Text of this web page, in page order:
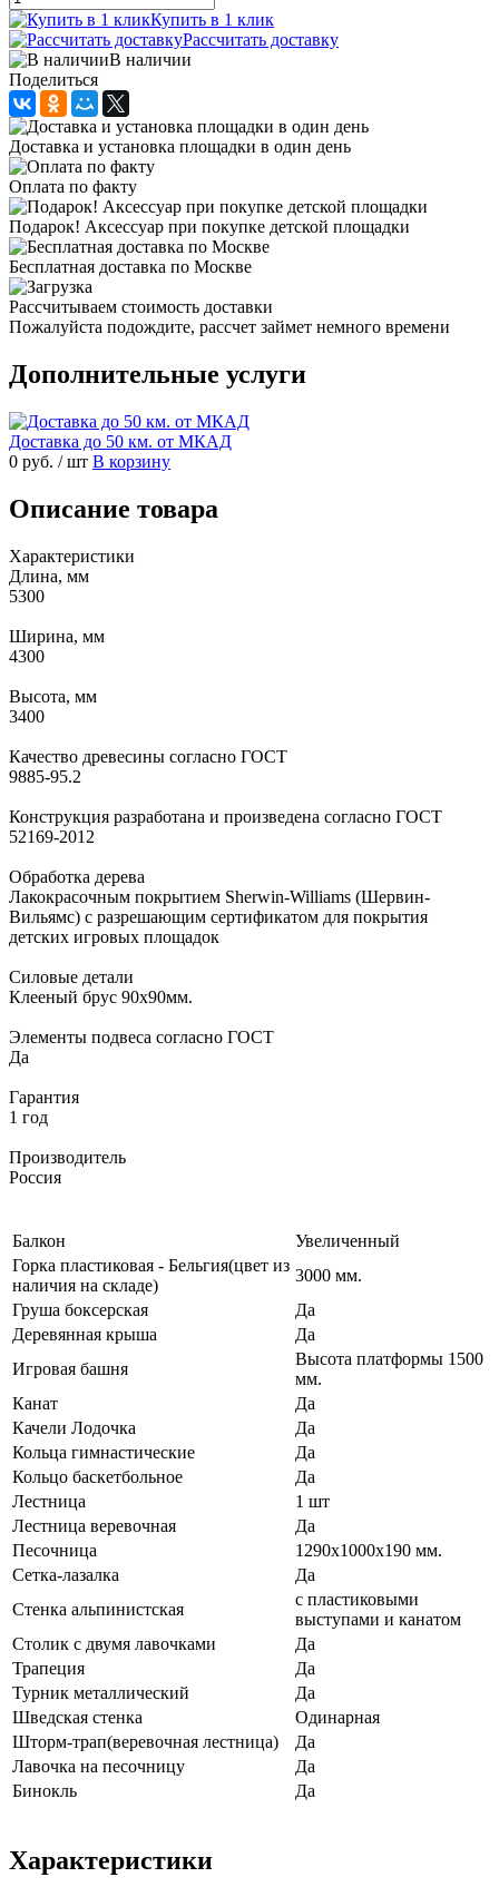
Купить в 1 клик
Рассчитать доставку
В наличии
Поделиться
Доставка и установка площадки в один день
Оплата по факту
Подарок! Аксессуар при покупке детской площадки
Бесплатная доставка по Москве
Рассчитываем стоимость доставки
Пожалуйста подождите, рассчет займет немного времени
Дополнительные услуги
Доставка до 50 км. от МКАД
0 руб. / шт В корзину
Описание товара
Характеристики
Длина, мм
5300
Ширина, мм
4300
Высота, мм
3400
Качество древесины согласно ГОСТ
9885-95.2
Конструкция разработана и произведена согласно ГОСТ
52169-2012
Обработка дерева
Лакокрасочным покрытием Sherwin-Williams (Шервин-
Вильямс) с разрешающим сертификатом для покрытия
детских игровых площадок
Силовые детали
Клееный брус 90х90мм.
Элементы подвеса согласно ГОСТ
Да
Гарантия
1 год
Производитель
Россия
Балкон
Увеличенный
Горка пластиковая - Бельгия(цвет из
наличия на складе)
3000 мм.
Груша боксерская
Да
Деревянная крыша
Да
Игровая башня
Высота платформы 1500
мм.
Канат
Да
Качели Лодочка
Да
Кольца гимнастические
Да
Кольцо баскетбольное
Да
Лестница
1 шт
Лестница веревочная
Да
Песочница
1290х1000х190 мм.
Сетка-лазалка
Да
Стенка альпинистская
с пластиковыми
выступами и канатом
Столик с двумя лавочками
Да
Трапеция
Да
Турник металлический
Да
Шведская стенка
Одинарная
Шторм-трап(веревочная лестница)
Да
Лавочка на песочницу
Да
Бинокль
Да
Характеристики